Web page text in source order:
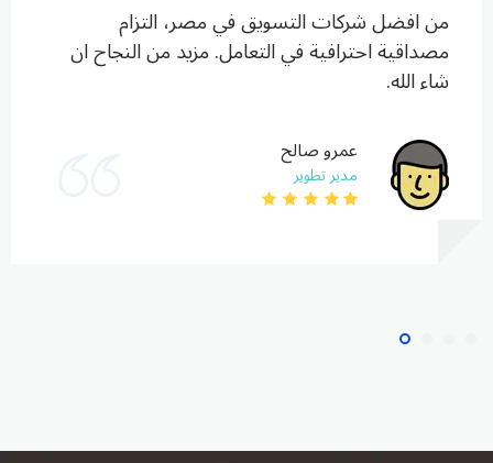
من افضل شركات التسويق في مصر، التزام
مصداقية احترافية في التعامل. مزيد من النجاح ان
شاء الله.
عمرو صالح
مدير تطوير